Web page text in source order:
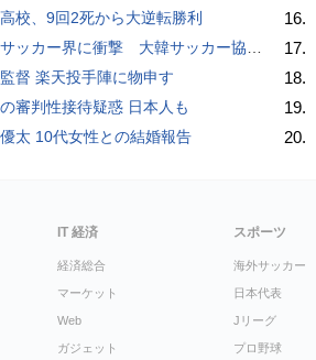
校、9回2死から大逆転勝利
界に衝撃 大韓サッカー協会に外国人審判への“性的接待”疑惑 韓国メディアが報道
督 楽天投手陣に物申す
審判性接待疑惑 日本人も
太 10代女性との結婚報告
16.
17.
18.
19.
20.
IT 経済
経済総合
マーケット
Web
ガジェット
スポーツ
海外サッカー
日本代表
Jリーグ
プロ野球